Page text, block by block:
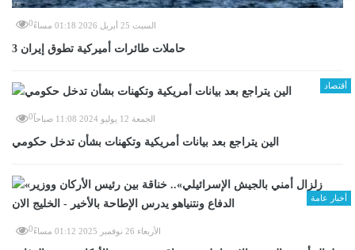
السبت 25 أبريل 2026 01:18 مساءً 0
3 حاملات طائرات أميركية تطوق إيران
أقتصاد
الجمعة 12 يوليو 2024 11:08 صباحاً 0
الين يتراجع بعد بيانات أمريكية وتكهنات بشأن تدخل حكومي
أخبار عامة
الأربعاء 26 نوفمبر 2025 01:12 مساءً 0